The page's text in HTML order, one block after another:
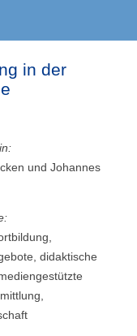
in der
und Johannes
didaktische